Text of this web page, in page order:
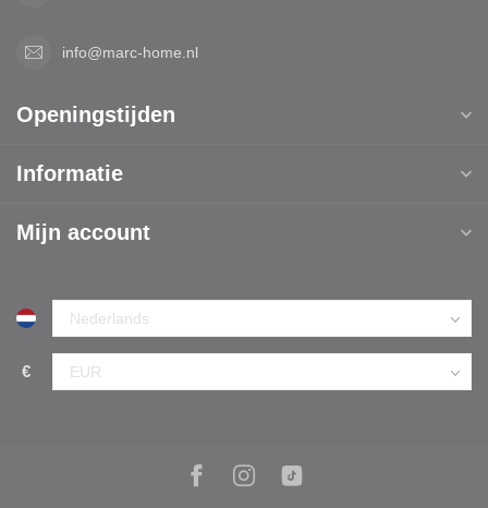
info@marc-home.nl
Openingstijden
Informatie
Mijn account
€